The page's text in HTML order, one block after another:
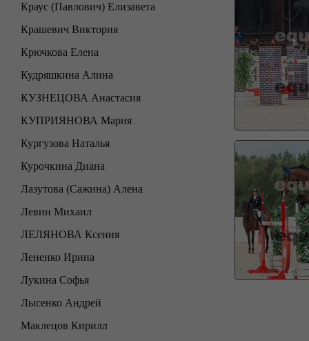
Краус (Павлович) Елизавета
Крашевич Виктория
Крючкова Елена
Кудряшкина Алина
КУЗНЕЦОВА Анастасия
КУПРИЯНОВА Мария
Кургузова Наталья
Курочкина Диана
Лазутова (Сажина) Алена
Левин Михаил
ЛЕЛЯНОВА Ксения
Лененко Ирина
Лукина Софья
Лысенко Андрей
Маклецов Кирилл